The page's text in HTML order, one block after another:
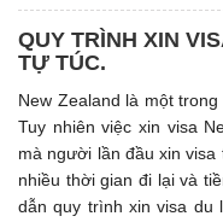
QUY TRÌNH XIN
TỰ TÚC.
New Zealand là một
Tuy nhiên việc xin visa
mà người lần đầu xin
nhiều thời gian đi lại và
dẫn quy trình xin visa du